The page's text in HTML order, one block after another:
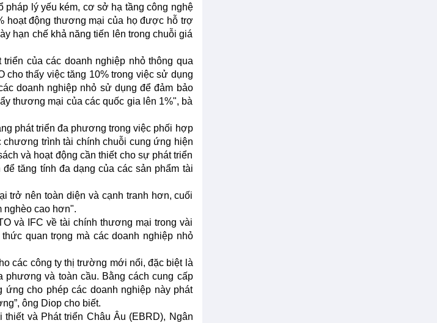
lý yếu kém, cơ sở hạ tầng công nghệ
hoạt động thương mại của họ được hỗ trợ
hạn chế khả năng tiến lên trong chuỗi giá
của các doanh nghiệp nhỏ thông qua
thấy việc tăng 10% trong việc sử dụng
doanh nghiệp nhỏ sử dụng để đảm bảo
thương mại của các quốc gia lên 1%", bà
phát triển đa phương trong việc phối hợp
trình tài chính chuỗi cung ứng hiện
và hoạt động cần thiết cho sự phát triển
tăng tính đa dạng của các sản phẩm tài
trở nên toàn diện và cạnh tranh hơn, cuối
nghèo cao hơn".
và IFC về tài chính thương mại trong vài
quan trọng mà các doanh nghiệp nhỏ
các công ty thị trường mới nổi, đặc biệt là
phương và toàn cầu. Bằng cách cung cấp
ứng cho phép các doanh nghiệp này phát
ông Diop cho biết.
và Phát triển Châu Âu (EBRD), Ngân